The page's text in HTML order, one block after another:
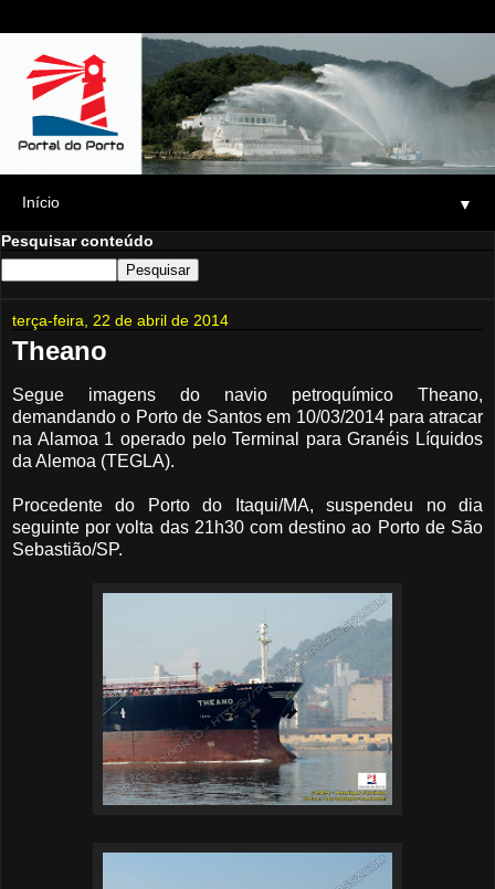
▼
Pesquisar conteúdo
terça-feira, 22 de abril de 2014
Theano
Segue imagens do navio petroquímico Theano,
demandando o Porto de Santos em 10/03/2014 para atracar
na Alamoa 1 operado pelo Terminal para Granéis Líquidos
da Alemoa (TEGLA).
Procedente do Porto do Itaqui/MA, suspendeu no dia
seguinte por volta das 21h30 com destino ao Porto de São
Sebastião/SP.